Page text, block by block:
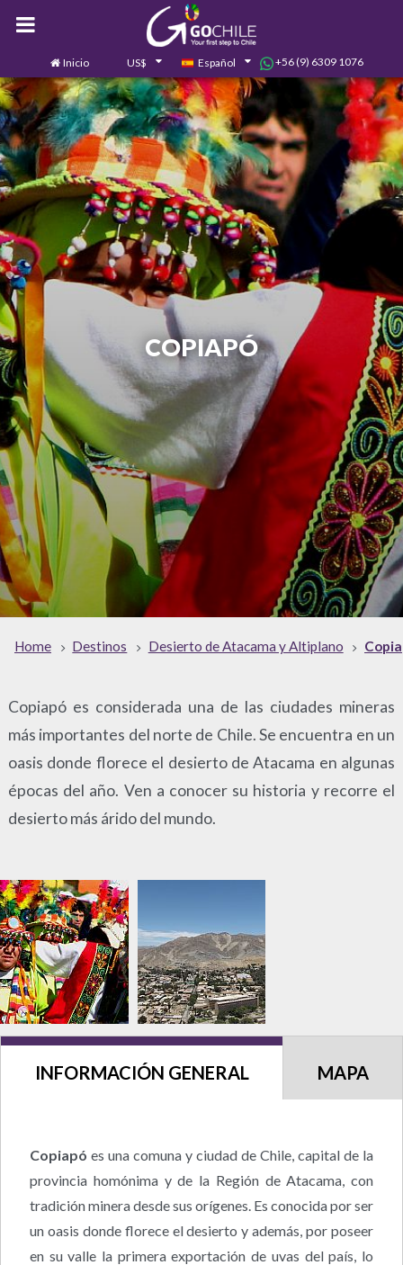
Inicio US$ Español +56 (9) 6309 1076
Contáctanos 0
COPIAPÓ
Home Destinos Desierto de Atacama y Altiplano
Copiapó es considerada una de las ciudades mineras
más importantes del norte de Chile. Se encuentra en un
oasis donde florece el desierto de Atacama en algunas
épocas del año. Ven a conocer su historia y recorre el
desierto más árido del mundo.
INFORMACIÓN GENERAL MAPA
Copiapó es una comuna y ciudad de Chile, capital de la
provincia homónima y de la Región de Atacama, con
tradición minera desde sus orígenes. Es conocida por ser
un oasis donde florece el desierto y además, por poseer
en su valle la primera exportación de uvas del país, lo